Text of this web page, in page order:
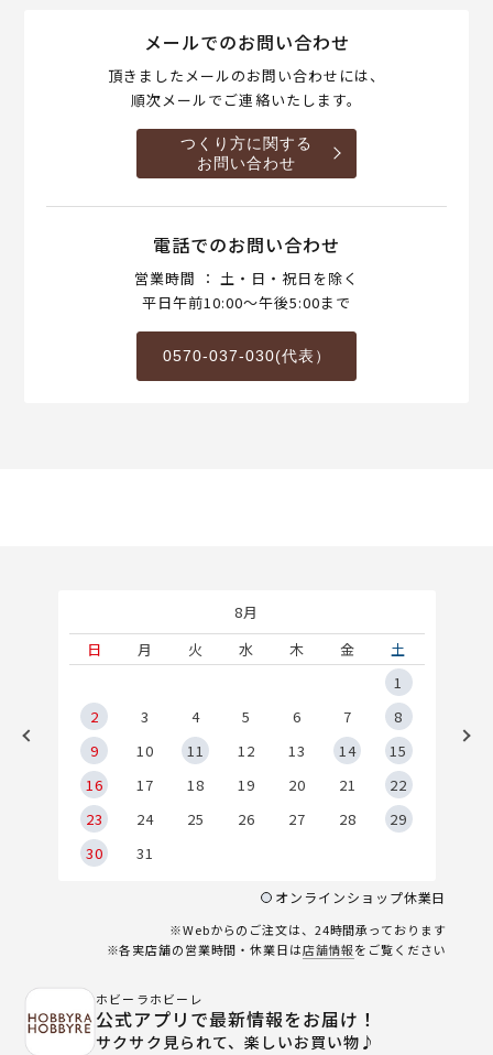
メールでのお問い合わせ
頂きましたメールのお問い合わせには、
順次メールでご連絡いたします。
つくり方に関する
お問い合わせ
電話でのお問い合わせ
営業時間 ： 土・日・祝日を除く
平日午前10:00～午後5:00まで
0570-037-030(代表）
8月
日
月 火 水 木 金
土
1
2
3 4 5 6 7
8
9
10 11 12 13 14
15
16
17 18 19 20 21
22
23
24 25 26 27 28
29
30
31
オンラインショップ休業日
※Webからのご注文は、24時間承っております
※各実店舗の営業時間・休業日は店舗情報をご覧ください
ホビーラホビーレ
公式アプリで最新情報をお届け！
サクサク見られて、楽しいお買い物♪